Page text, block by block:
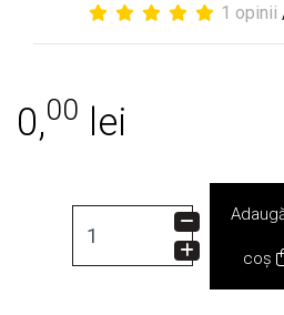
1 opinii
0,00 lei
coș